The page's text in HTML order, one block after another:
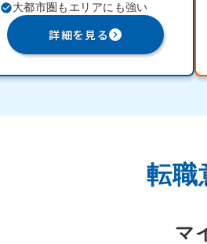
check_circle大都市圏もエリアにも強い
詳細を見るkeyboard_arrow_right
転職
マ